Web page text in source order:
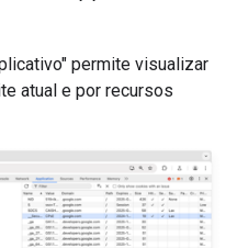
permite visualizar
atual e por recursos